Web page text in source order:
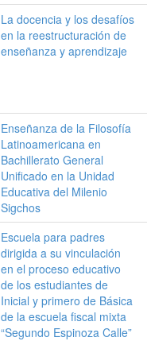
La docencia y los desafíos
en la reestructuración de
enseñanza y aprendizaje
Enseñanza de la Filosofía
Latinoamericana en
Bachillerato General
Unificado en la Unidad
Educativa del Milenio
Sigchos
Escuela para padres
dirigida a su vinculación
en el proceso educativo
de los estudiantes de
Inicial y primero de Básica
de la escuela fiscal mixta
“Segundo Espinoza Calle”